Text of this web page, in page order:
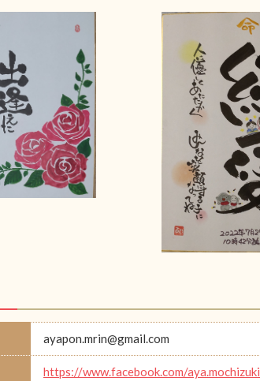
ayapon.mrin@gmail.com
https://www.facebook.com/aya.mochizuki